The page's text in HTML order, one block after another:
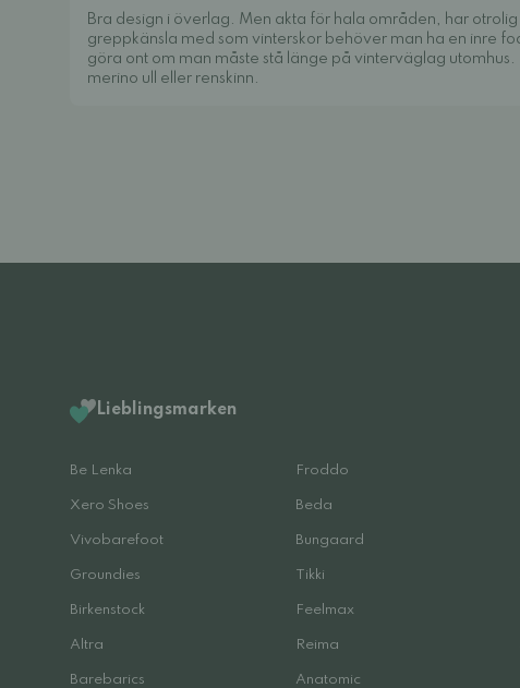
Bra design i överlag. Men akta för hala områden, har
greppkänsla med som vinterskor behöver man ha en inre
göra ont om man måste stå länge på vinterväglag utomhus.
merino ull eller renskinn.
Lieblingsmarken
Be Lenka Froddo
Xero Shoes Beda
Vivobarefoot Bungaard
Groundies Tikki
Birkenstock Feelmax
Altra Reima
Barebarics Anatomic